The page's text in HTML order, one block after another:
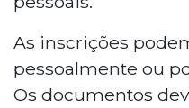
As inscrições
pessoalmente ou
Os documentos